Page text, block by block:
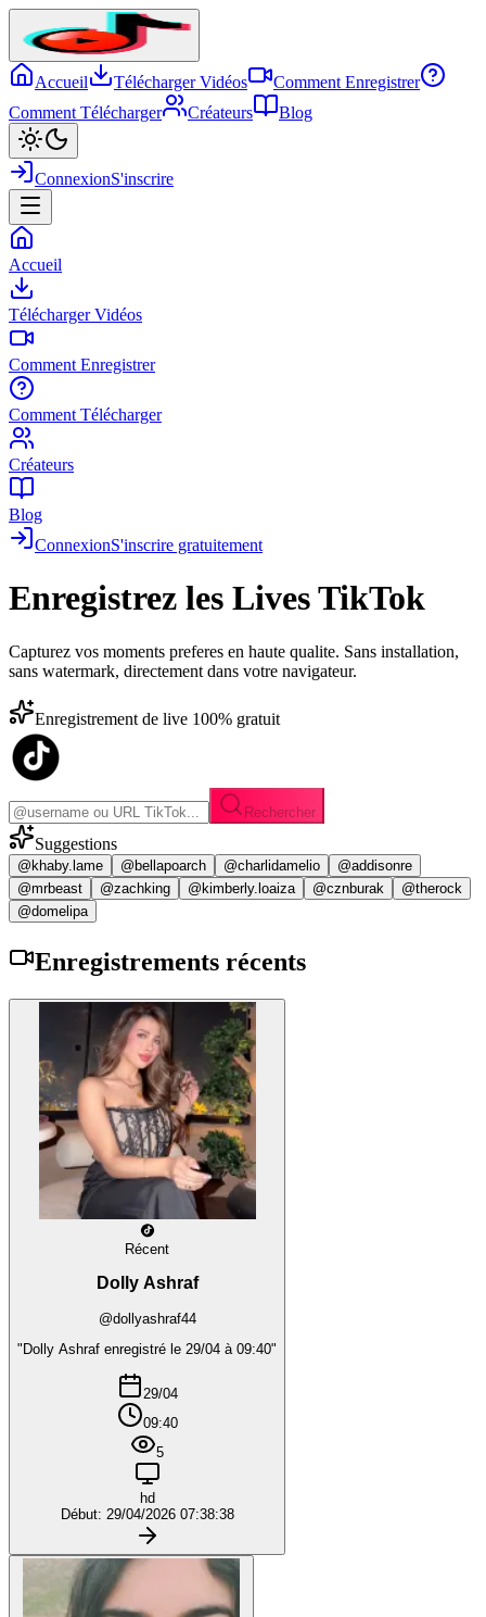
Accueil Télécharger Vidéos
Comment Enregistrer
Comment Télécharger
Créateurs Blog
ConnexionS'inscrire
Accueil
Télécharger Vidéos
Comment Enregistrer
Comment Télécharger
Créateurs
Blog
ConnexionS'inscrire gratuitement
Enregistrez les Lives TikTok
Capturez vos moments preferes en haute qualite. Sans installation,
sans watermark, directement dans votre navigateur.
Enregistrement de live 100% gratuit
Rechercher
Suggestions
@khaby.lame @bellapoarch @charlidamelio
@addisonre
@mrbeast
@zachking @kimberly.loaiza @cznburak
@therock
@domelipa
Enregistrements récents
Récent
Dolly Ashraf
@dollyashraf44
"Dolly Ashraf enregistré le 29/04 à 09:40"
29/04
09:40
5
hd
Début: 29/04/2026 07:38:38